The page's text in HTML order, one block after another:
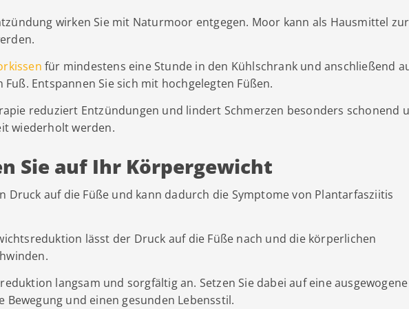
wirken Sie mit Naturmoor entgegen. Moor kann als Hausmittel zur
für mindestens eine Stunde in den Kühlschrank und anschließend
Entspannen Sie sich mit hochgelegten Füßen.
reduziert Entzündungen und lindert Schmerzen besonders schonend
wiederholt werden.
Sie auf Ihr Körpergewicht
Druck auf die Füße und kann dadurch die Symptome von Plantarfasziitis
lässt der Druck auf die Füße nach und die körperlichen
langsam und sorgfältig an. Setzen Sie dabei auf eine ausgewogene
Bewegung und einen gesunden Lebensstil.